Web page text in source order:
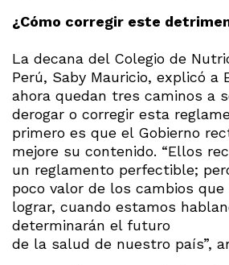
¿Cómo corregir este
La decana del Colegio de
Perú, Saby Mauricio, explicó a
ahora quedan tres caminos a
derogar o corregir esta
primero es que el Gobierno
mejore su contenido. “Ellos
un reglamento perfectible;
poco valor de los cambios que
lograr, cuando estamos
determinarán el futuro
de la salud de nuestro país”,